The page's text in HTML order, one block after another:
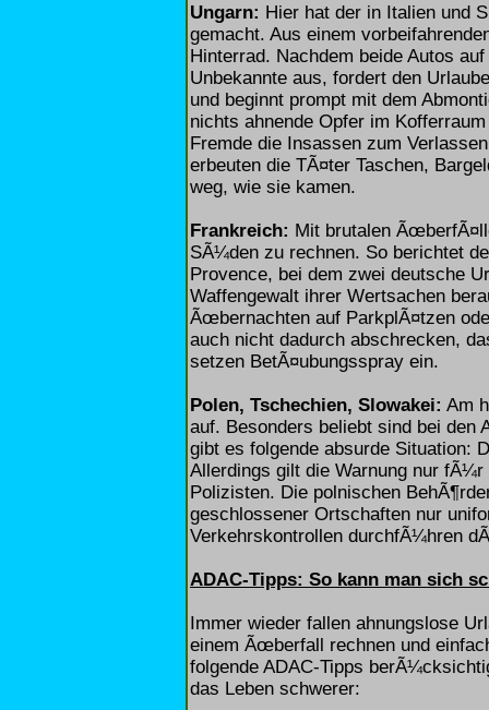
Ungarn: Hier hat der in Italien und
gemacht. Aus einem
Hinterrad. Nachdem beide Autos
Unbekannte aus, fordert den
und beginnt prompt mit dem
nichts ahnende Opfer im
Fremde die Insassen zum
erbeuten die TÃ¤ter Taschen,
weg, wie sie kamen.
Frankreich: Mit brutalen
SÃ¼den zu rechnen. So berichtet
Provence, bei dem zwei deutsche
Waffengewalt ihrer Wertsachen
Ãœbernachten auf ParkplÃ¤tzen
auch nicht dadurch abschrecken,
setzen BetÃ¤ubungsspray ein.
Polen, Tschechien, Slowakei: Am
auf. Besonders beliebt sind bei den
gibt es folgende absurde Situation:
Allerdings gilt die Warnung nur
Polizisten. Die polnischen
geschlossener Ortschaften nur
Verkehrskontrollen durchfÃ¼hren
ADAC-Tipps: So kann man sich
Immer wieder fallen ahnungslose
einem Ãœberfall rechnen und
folgende ADAC-Tipps
das Leben schwerer: